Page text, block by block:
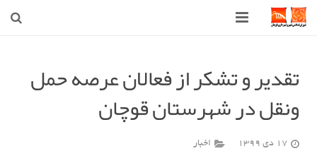
شهرداری
شورای اسلامی شهر قوچان
اخبار روز
تقدیر و تشکر از فعالان عرصه حمل
ونقل در شهرستان قوچان
17 دی 1399 اخبار